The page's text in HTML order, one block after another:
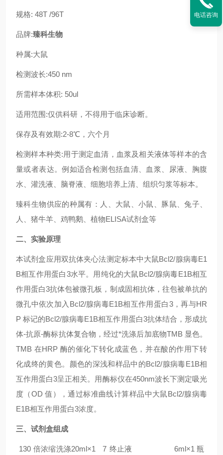
规格: 48T /96T
品牌:臻科生物
种属:大鼠
检测波长:450 nm
所需样本体积: 50ul
适用范围:仅供科研，不得用于临床诊断。
保存及有效期:2-8℃，六个月
检测样本种类:用于测定血清，血浆及相关液体等样本的含
量或者表达。例如适合检测包括血清、血浆、尿液、胸腹
水、灌洗液、脑脊液、细胞培养上清、组织匀浆等标本。
臻科生物供应的种属有：人、大鼠、小鼠、豚鼠、兔子、
人、猪牛羊、鸡鸭鹅、植物ELISA试剂盒等
二、实验原理
本试剂盒应用双抗体夹心法测定标本中大鼠Bcl2/腺病毒E1
B相互作用蛋白3水平。用纯化的大鼠Bcl2/腺病毒E1B相互
作用蛋白3抗体包被微孔板，制成固相抗体，往包被单抗的
微孔中依次加入 Bcl2/腺病毒E1B相互作用蛋白3，再与HR
P 标记的Bcl2/腺病毒E1B相互作用蛋白3抗体结合，形成抗
体-抗原-酶标抗体复合物，经过*洗涤后加底物TMB 显色。
TMB 在HRP 酶的催化下转化成蓝色，并在酸的作用下转
化成终的黄色。颜色的深浅和样品中的Bcl2/腺病毒E1B相
互作用蛋白3呈正相关。用酶标仪在450nm波长下测定吸光
度（OD 值），通过标准曲线计算样品中大鼠Bcl2/腺病毒
E1B相互作用蛋白3浓度。
三、试剂盒组成
130 倍浓缩洗涤20ml×1 7 终止液 6ml×1 瓶
电话咨询